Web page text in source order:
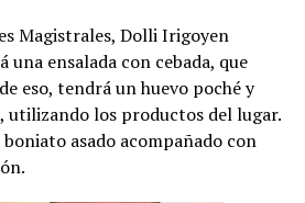
Magistrales, Dolli Irigoyen
una ensalada con cebada, que
eso, tendrá un huevo poché y
utilizando los productos del lugar.
asado acompañado con